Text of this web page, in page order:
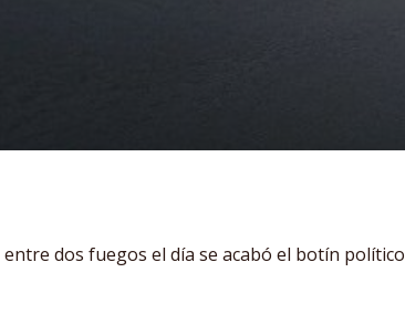
entre dos fuegos el día se acabó el botín político